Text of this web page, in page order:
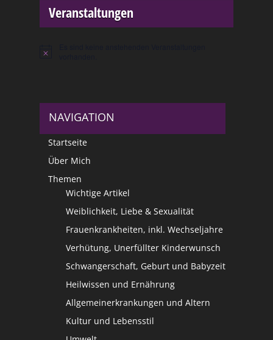
Veranstaltungen
Hinweis
NAVIGATION
Startseite
Über Mich
Themen
Wichtige Artikel
Weiblichkeit, Liebe & Sexualität
Frauenkrankheiten, inkl. Wechseljahre
Verhütung, Unerfüllter Kinderwunsch
Schwangerschaft, Geburt und Babyzeit
Heilwissen und Ernährung
Allgemeinerkrankungen und Altern
Kultur und Lebensstil